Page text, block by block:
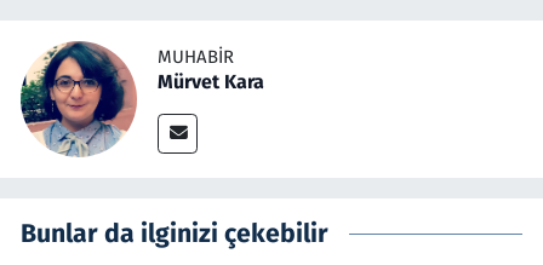
MUHABIR
Mürvet Kara
Bunlar da ilginizi çekebilir